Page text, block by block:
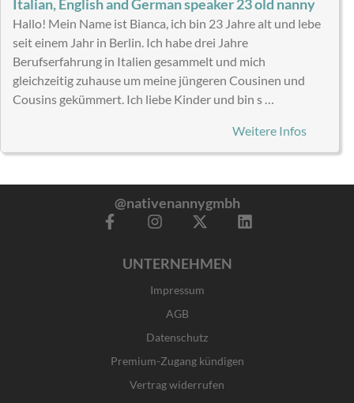
Italian, English and German speaker 23 old nanny
Hallo! Mein Name ist Bianca, ich bin 23 Jahre alt und lebe
seit einem Jahr in Berlin. Ich habe drei Jahre
Berufserfahrung in Italien gesammelt und mich
gleichzeitig zuhause um meine jüngeren Cousinen und
Cousins gekümmert. Ich liebe Kinder und bin s …
Weitere Infos
@nativenannygmbh
F
f
I
t
a
g
a
m
X
w
i
t
e
r
L
UNTERNEHMEN
Impressum
AGB
Datenschutz
Premium-Zugang kündigen
Vertrag widerrufen